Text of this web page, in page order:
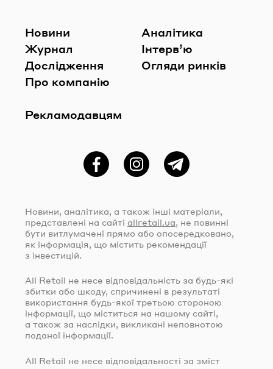
Новини
Журнал
Дослідження
Про компанію
Рекламодавцям
Аналітика
Інтерв’ю
Огляди ринків
ФейсбукInstagramTelegram
Новини, аналітика, а також інші матеріали,
представлені на сайті allretail.ua, не повинні
бути витлумачені прямо або опосередковано,
як інформація, що містить рекомендації
з інвестицій.
All Retail не несе відповідальність за будь-які
збитки або шкоду, спричинені в результаті
використання будь-якої третьою стороною
інформації, що міститься на нашому сайті,
а також за наслідки, викликані неповнотою
поданої інформації.
All Retail не несе відповідальності за зміст